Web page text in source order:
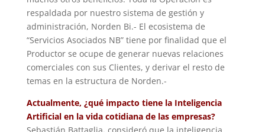
respaldada por nuestro sistema de gestión y
administración, Norden Bi.- El ecosistema de
“Servicios Asociados NB” tiene por finalidad que el
Productor se ocupe de generar nuevas relaciones
comerciales con sus Clientes, y derivar el resto de
temas en la estructura de Norden.-
Actualmente, ¿qué impacto tiene la Inteligencia
Artificial en la vida cotidiana de las empresas?